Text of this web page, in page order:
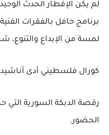
لم يكن الإفطار الحدث
برنامج حافل بالفقرات
لمسة من الإبداع والتنوع،
كورال فلسطيني أدى أناشيد
رقصة الدبكة السورية التي
الحضور.